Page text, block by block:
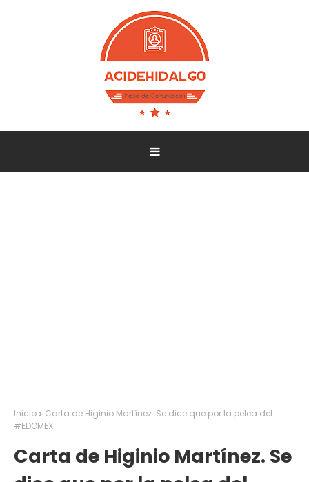
Inicio
Carta de Higinio Martínez. Se dice que por la pelea del
#EDOMEX.
Carta de Higinio Martínez. Se